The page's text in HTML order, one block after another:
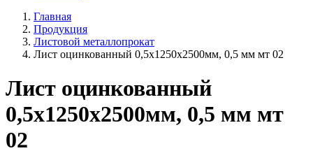
Главная
Продукция
Листовой металлопрокат
Лист оцинкованный 0,5х1250х2500мм, 0,5 мм мт 02
Лист оцинкованный
0,5х1250х2500мм, 0,5 мм мт
02